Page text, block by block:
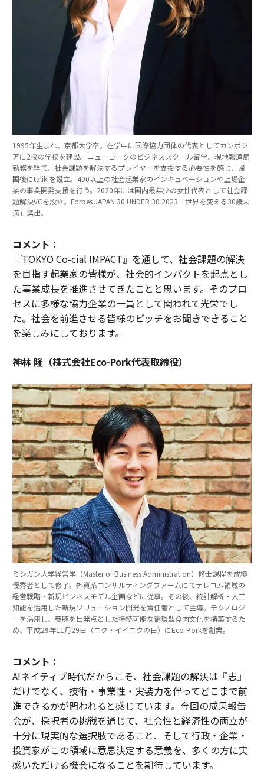
1995年生まれ、京都大学卒。在学中に国際協力団体の代表としてカンボジ
アに2校の学校を建設。ニューヨークのビジネススクール留学、現地報道局
勤務を経て、社会課題を解決するプレイヤーを支援する必要性を感じ、帰
国後にtalikiを設立。400以上の社会起業家のインキュベーションや上場企
業の事業開発支援を行う。2020年には国内最年少の女性代表として社会課
題解決VCを設立。Forbes JAPAN 30 UNDER 30 2023「世界を変える30歳未
満」選出。
コメント：
『TOKYO Co-cial IMPACT』を通して、社会課題の解決
を目指す起業家の皆様が、社会的インパクトを起点とし
た事業成長を推進させてきたことと思います。そのプロ
セスに多様な協力企業の一員として関われて光栄でし
た。社会を前進させる皆様のピッチをお聞きできること
を楽しみにしております。
神林 隆（株式会社Eco-Pork代表取締役）
ミシガン大学経営学（Master of Business Administration）修士課程を成績
優秀者として修了。外資系コンサルティングファームにてテレコム領域の
経営戦略・新規ビジネスモデル企画などに従事。その後、統計解析・人工
知能を活用した新規ソリューション開発を責任者として主導。テクノロジ
ーを活用し、養豚を出発点とした持続可能な循環型食肉文化を構築するた
め、平成29年11月29日（ニク・イイニクの日）にEco-Porkを創業。
コメント：
AIネイティブ時代だからこそ、社会課題の解決は『志』
だけでなく、技術・事業性・実装力を伴ってどこまで前
進できるかが問われると感じています。今回の成果報告
会が、採択者の挑戦を通じて、社会性と経済性の両立が
十分に現実的な選択肢であること、そして行政・企業・
投資家がこの領域に意思決定する意義を、多くの方に実
感いただける機会になることを期待しています。